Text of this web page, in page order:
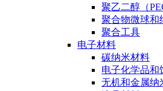
聚乙二醇（
聚合物微球和
聚合工具
电子材料
碳纳米材料
电子化学品和
无机和金属纳